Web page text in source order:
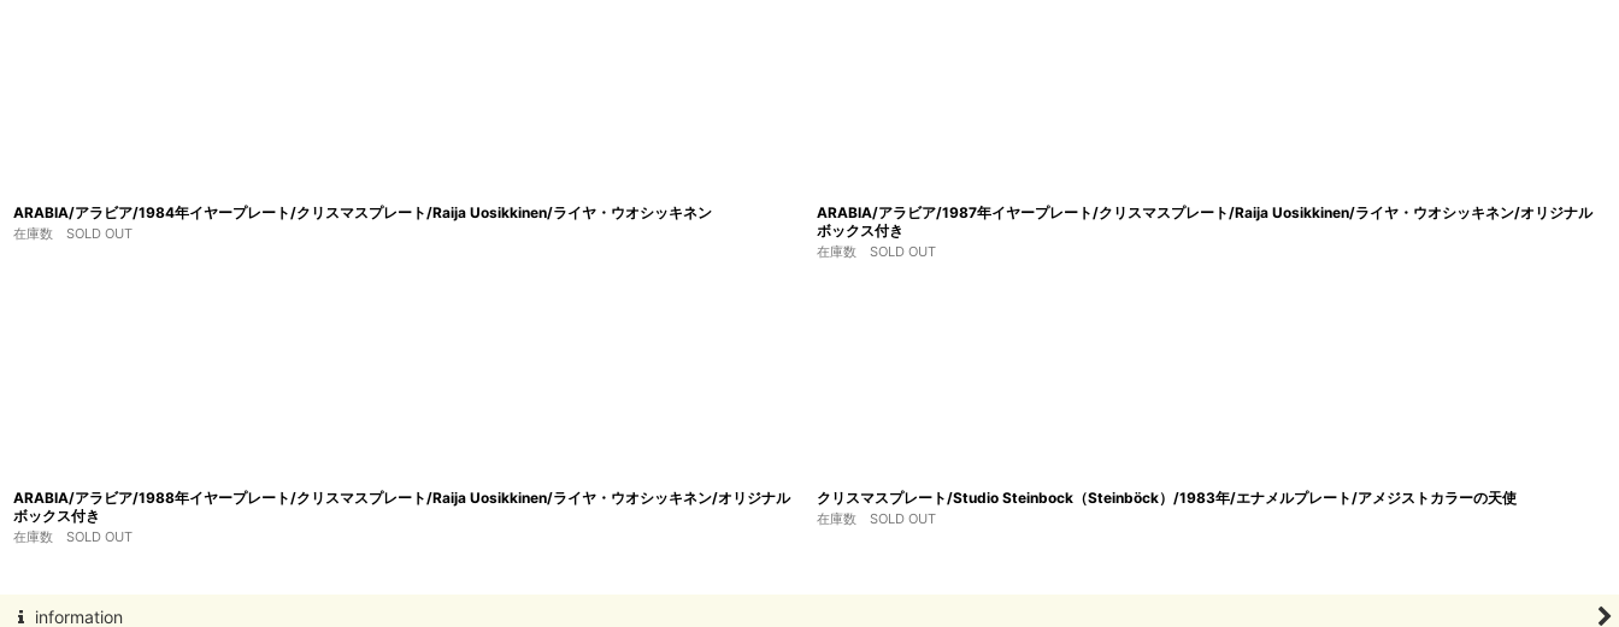
ARABIA/アラビア/1984年イヤープレート/クリスマスプレート/Raija Uosikkinen/ライヤ・ウオシッキネン
在庫数 SOLD OUT
ARABIA/アラビア/1987年イヤープレート/クリスマスプレート/Raija Uosikkinen/ライヤ・ウオシッキネン/オリジナル
ボックス付き
在庫数 SOLD OUT
ARABIA/アラビア/1988年イヤープレート/クリスマスプレート/Raija Uosikkinen/ライヤ・ウオシッキネン/オリジナル
ボックス付き
在庫数 SOLD OUT
クリスマスプレート/Studio Steinbock（Steinböck）/1983年/エナメルプレート/アメジストカラーの天使
在庫数 SOLD OUT
information